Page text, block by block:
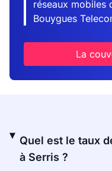
réseaux mobiles
Bouygues
La
Quel est le taux
à Serris ?